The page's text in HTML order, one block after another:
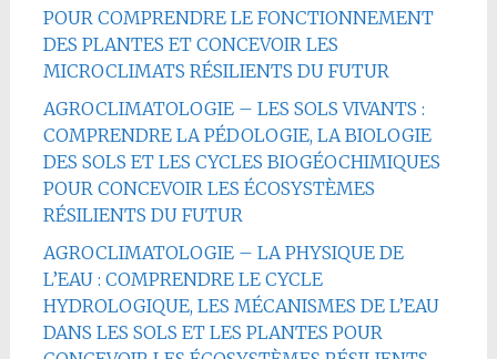
POUR COMPRENDRE LE FONCTIONNEMENT
DES PLANTES ET CONCEVOIR LES
MICROCLIMATS RÉSILIENTS DU FUTUR
AGROCLIMATOLOGIE – LES SOLS VIVANTS :
COMPRENDRE LA PÉDOLOGIE, LA BIOLOGIE
DES SOLS ET LES CYCLES BIOGÉOCHIMIQUES
POUR CONCEVOIR LES ÉCOSYSTÈMES
RÉSILIENTS DU FUTUR
AGROCLIMATOLOGIE – LA PHYSIQUE DE
L’EAU : COMPRENDRE LE CYCLE
HYDROLOGIQUE, LES MÉCANISMES DE L’EAU
DANS LES SOLS ET LES PLANTES POUR